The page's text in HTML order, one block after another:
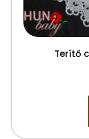
Terítő